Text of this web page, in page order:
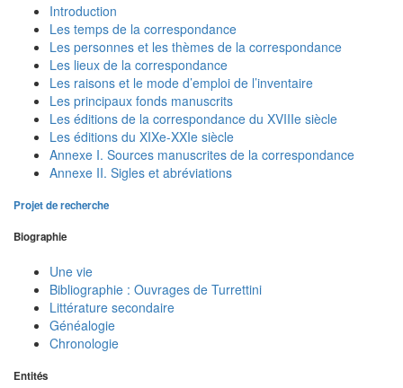
Introduction
Les temps de la correspondance
Les personnes et les thèmes de la correspondance
Les lieux de la correspondance
Les raisons et le mode d’emploi de l’inventaire
Les principaux fonds manuscrits
Les éditions de la correspondance du XVIIIe siècle
Les éditions du XIXe-XXIe siècle
Annexe I. Sources manuscrites de la correspondance
Annexe II. Sigles et abréviations
Projet de recherche
Biographie
Une vie
Bibliographie : Ouvrages de Turrettini
Littérature secondaire
Généalogie
Chronologie
Entités